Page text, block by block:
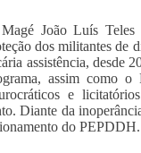
João Luís
dos militantes de
assistência, desde
assim como
e
Diante da
do PEPDDH.